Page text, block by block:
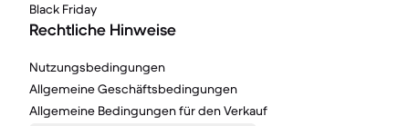
Black Friday
Rechtliche Hinweise
Nutzungsbedingungen
Allgemeine Geschäftsbedingungen
Allgemeine Bedingungen für den Verkauf